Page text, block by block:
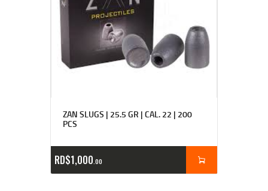
ZAN SLUGS | 25.5 GR | CAL. 22 | 200
PCS
RD$1,000 00